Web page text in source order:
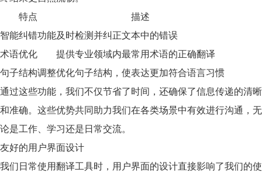
特点
描述
智能纠错功能及时检测并纠正文本中的错误
术语优化
提供专业领域内最常用术语的正确翻译
句子结构调整优化句子结构，使表达更加符合语言习惯
通过这些功能，我们不仅节省了时间，还确保了信息传递的清晰
和准确。这些优势共同助力我们在各类场景中有效进行沟通，无
论是工作、学习还是日常交流。
友好的用户界面设计
我们日常使用翻译工具时， 用户界面的设计直接影响了我们的使